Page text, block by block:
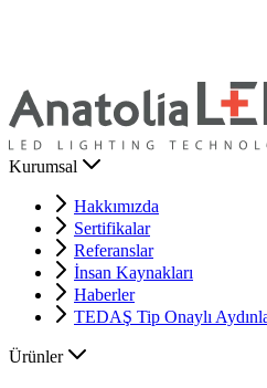
Kurumsal
Hakkımızda
Sertifikalar
Referanslar
İnsan Kaynakları
Haberler
TEDAŞ Tip Onaylı
Ürünler